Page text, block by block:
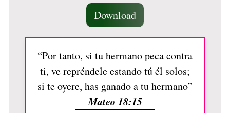
Download
“Por tanto, si tu hermano peca contra
ti, ve repréndele estando tú él solos;
si te oyere, has ganado a tu hermano”
Mateo 18:15